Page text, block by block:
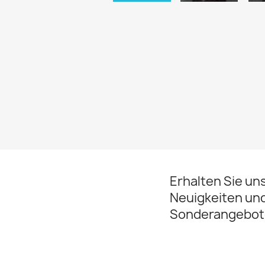
Erhalten Sie
Neuigkeiten